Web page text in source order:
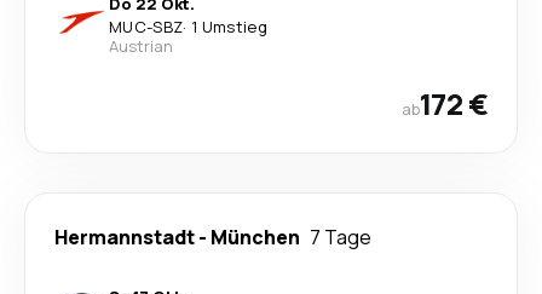
MUC-SBZ· 1 Umstieg
Austrian
ab172 €
Hermannstadt- München 7 Tage